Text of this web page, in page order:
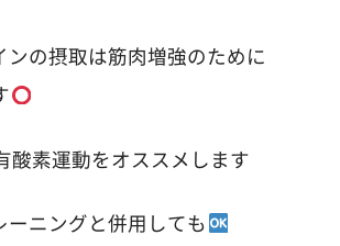
ンの摂取は筋肉増強のために
酸素運動をオススメします
ーニングと併用しても